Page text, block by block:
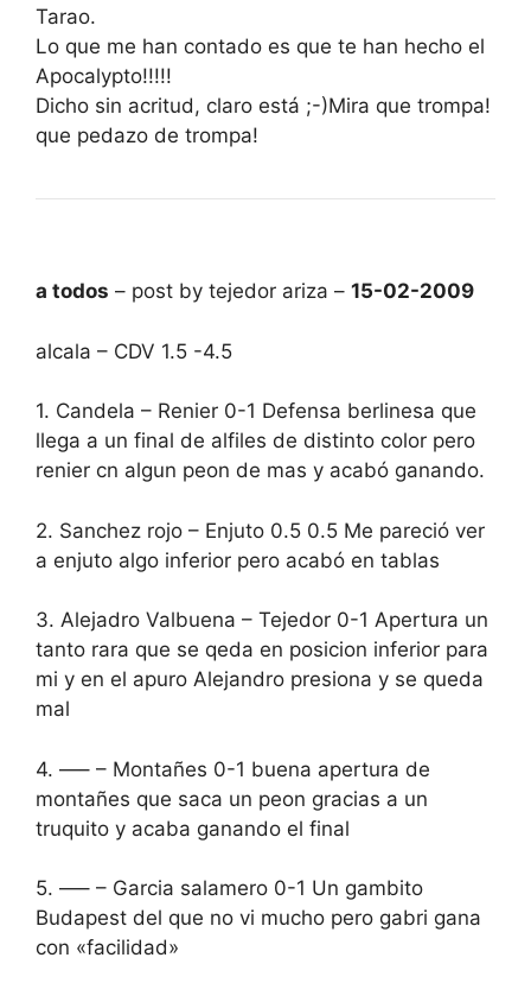
Tarao.
Lo que me han contado es que te han hecho el
Apocalypto!!!!!
Dicho sin acritud, claro está ;-)Mira que trompa!
que pedazo de trompa!
a todos – post by tejedor ariza – 15-02-2009
alcala – CDV 1.5 -4.5
1. Candela – Renier 0-1 Defensa berlinesa que
llega a un final de alfiles de distinto color pero
renier cn algun peon de mas y acabó ganando.
2. Sanchez rojo – Enjuto 0.5 0.5 Me pareció ver
a enjuto algo inferior pero acabó en tablas
3. Alejadro Valbuena – Tejedor 0-1 Apertura un
tanto rara que se qeda en posicion inferior para
mi y en el apuro Alejandro presiona y se queda
mal
4. —– – Montañes 0-1 buena apertura de
montañes que saca un peon gracias a un
truquito y acaba ganando el final
5. —– – Garcia salamero 0-1 Un gambito
Budapest del que no vi mucho pero gabri gana
con «facilidad»